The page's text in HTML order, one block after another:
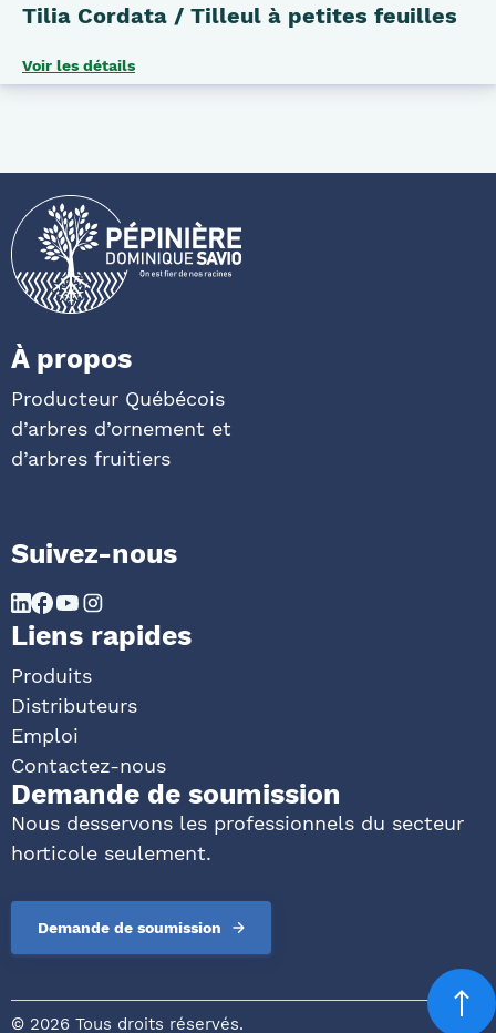
Tilia Cordata / Tilleul à petites feuilles
Voir les détails
À propos
Producteur Québécois
d’arbres d’ornement et
d’arbres fruitiers
Suivez-nous
Liens rapides
Produits
Distributeurs
Emploi
Contactez-nous
Demande de soumission
Nous desservons les professionnels du secteur
horticole seulement.
Demande de soumission
© 2026 Tous droits réservés.